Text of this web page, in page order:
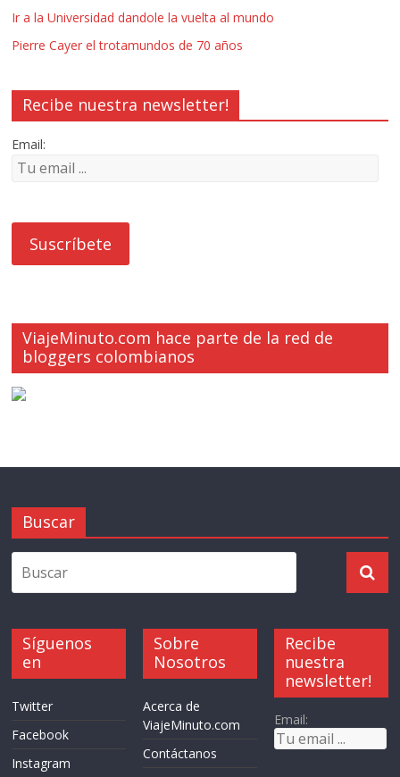
Ir a la Universidad dandole la vuelta al mundo
Pierre Cayer el trotamundos de 70 años
Recibe nuestra newsletter!
Email:
ViajeMinuto.com hace parte de la red de
bloggers colombianos
Buscar
Síguenos
en
Twitter
Facebook
Instagram
Sobre
Nosotros
Acerca de
ViajeMinuto.com
Contáctanos
Recibe
nuestra
newsletter!
Email: